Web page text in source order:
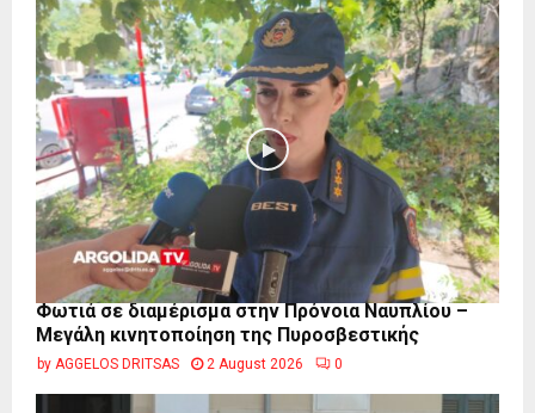
Φωτιά σε διαμέρισμα στην Πρόνοια Ναυπλίου –
Μεγάλη κινητοποίηση της Πυροσβεστικής
by AGGELOS DRITSAS 2 August 2026 0